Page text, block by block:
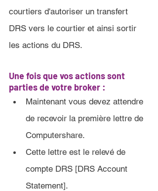
courtiers d'autoriser un transfert
DRS vers le courtier et ainsi sortir
les actions du DRS.
Une fois que vos actions sont
parties de votre broker :
Maintenant vous devez attendre
de recevoir la première lettre de
Computershare.
Cette lettre est le relevé de
compte DRS [DRS Account
Statement].